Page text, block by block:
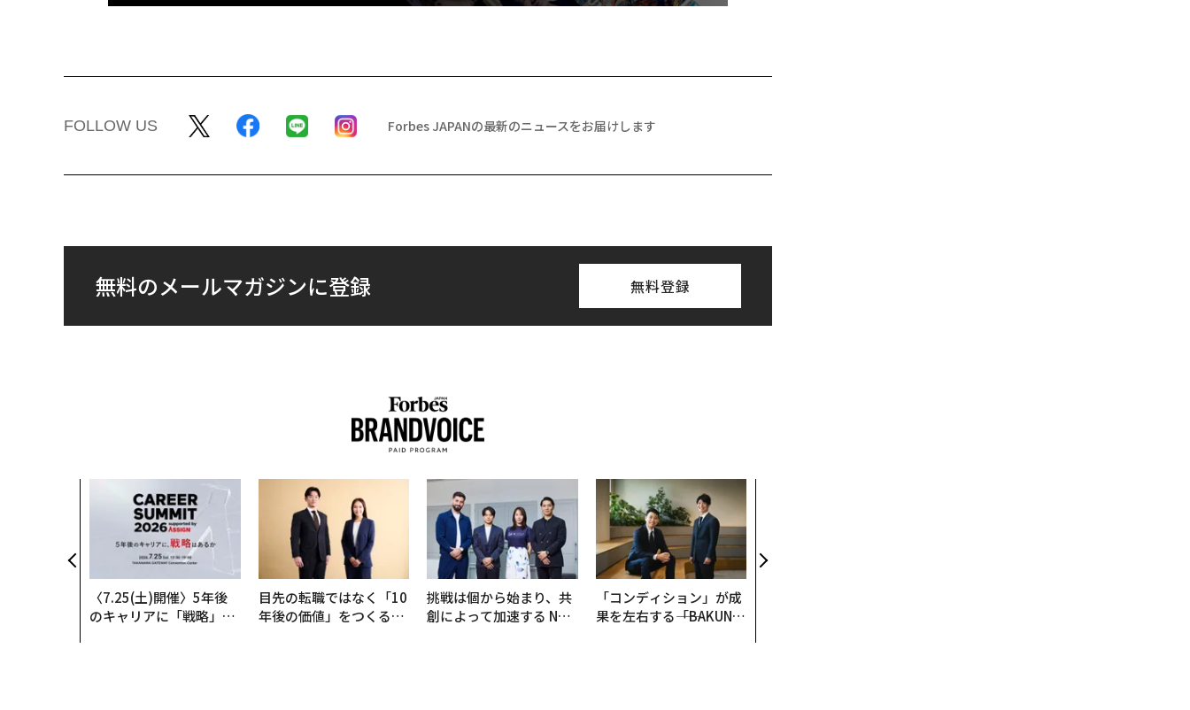
FOLLOW US Forbes JAPANの最新のニュースをお届けします
無料のメールマガジンに登録 無料登録
〈7.25(土)開催〉5年後
のキャリアに「戦略」は
目先の転職ではなく「10
年後の価値」をつくる─
挑戦は個から始まり、共
創によって加速する NOR
「コンディション」が成
果を左右する――「BAKUN
R」の哲学